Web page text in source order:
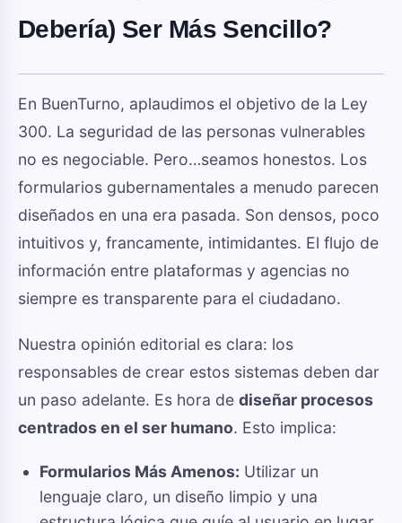
Debería) Ser Más Sencillo?
En BuenTurno, aplaudimos el objetivo de la Ley
300. La seguridad de las personas vulnerables
no es negociable. Pero…seamos honestos. Los
formularios gubernamentales a menudo parecen
diseñados en una era pasada. Son densos, poco
intuitivos y, francamente, intimidantes. El flujo de
información entre plataformas y agencias no
siempre es transparente para el ciudadano.
Nuestra opinión editorial es clara: los
responsables de crear estos sistemas deben dar
un paso adelante. Es hora de diseñar procesos
centrados en el ser humano. Esto implica:
Formularios Más Amenos: Utilizar un
lenguaje claro, un diseño limpio y una